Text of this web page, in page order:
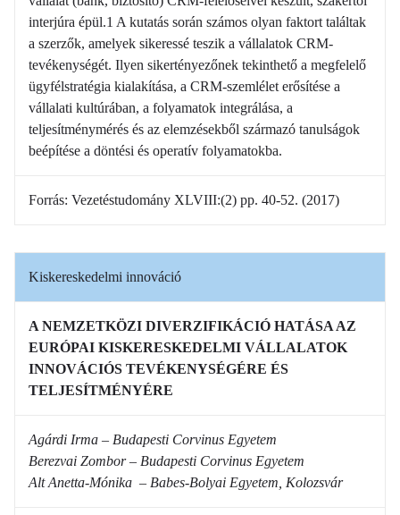
interjúra épül.1 A kutatás során számos olyan faktort találtak
a szerzők, amelyek sikeressé teszik a vállalatok CRM-
tevékenységét. Ilyen sikertényezőnek tekinthető a megfelelő
ügyfélstratégia kialakítása, a CRM-szemlélet erősítése a
vállalati kultúrában, a folyamatok integrálása, a
teljesítménymérés és az elemzésekből származó tanulságok
beépítése a döntési és operatív folyamatokba.
Forrás: Vezetéstudomány XLVIII:(2) pp. 40-52. (2017)
Kiskereskedelmi innováció
A NEMZETKÖZI DIVERZIFIKÁCIÓ HATÁSA AZ
EURÓPAI KISKERESKEDELMI VÁLLALATOK
INNOVÁCIÓS TEVÉKENYSÉGÉRE ÉS
TELJESÍTMÉNYÉRE
Agárdi Irma – Budapesti Corvinus Egyetem
Berezvai Zombor – Budapesti Corvinus Egyetem
Alt Anetta-Mónika – Babes-Bolyai Egyetem, Kolozsvár